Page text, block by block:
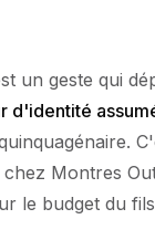
un geste qui
d'identité
Montres
le budget du